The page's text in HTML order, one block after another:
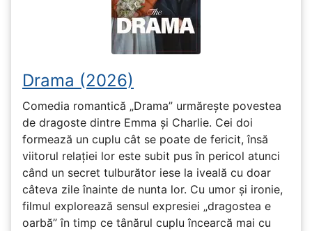
Drama (2026)
Comedia romantică „Drama” urmărește povestea
de dragoste dintre Emma și Charlie. Cei doi
formează un cuplu cât se poate de fericit, însă
viitorul relației lor este subit pus în pericol atunci
când un secret tulburător iese la iveală cu doar
câteva zile înainte de nunta lor. Cu umor și ironie,
filmul explorează sensul expresiei „dragostea e
oarbă” în timp ce tânărul cuplu încearcă mai cu